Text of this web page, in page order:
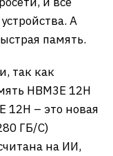
А
память.
так как
HBM3E 12H
12H – это новая
ГБ/C)
на ИИ,